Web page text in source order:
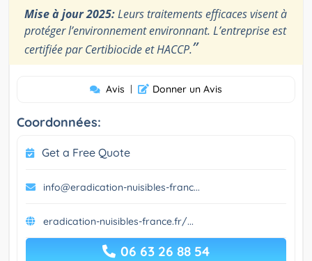
Mise à jour 2025:Leurs traitements efficaces visent à
protéger l’environnement environnant. L’entreprise est
certifiée par Certibiocide et HACCP.”
Avis | Donner un Avis
Coordonnées:
Get a Free Quote
info@eradication-nuisibles-franc...
eradication-nuisibles-france.fr/...
06 63 26 88 54